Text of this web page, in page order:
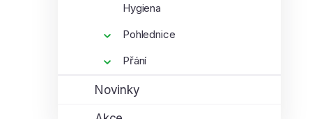
Hygiena
Pohlednice
Přání
Novinky